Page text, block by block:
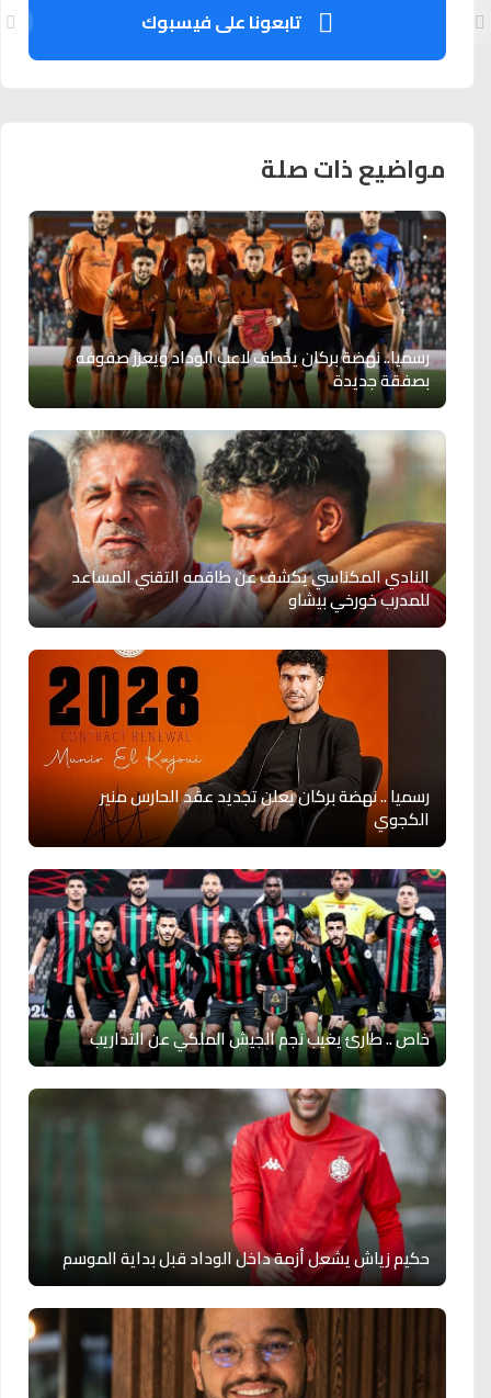
تابعونا على فيسبوك
مواضيع ذات صلة
رسميا.. نهضة بركان يخطف لاعب الوداد ويعزز صفوفه
بصفقة جديدة
النادي المكناسي يكشف عن طاقمه التقني المساعد
للمدرب خورخي بيشاو
رسميا .. نهضة بركان يعلن تجديد عقد الحارس منير
الكجوي
خاص .. طارئ يغيب نجم الجيش الملكي عن التداريب
حكيم زياش يشعل أزمة داخل الوداد قبل بداية الموسم